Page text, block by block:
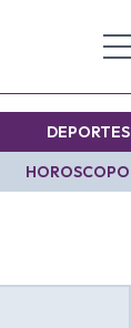
DEPORTES
HOROSCOPO